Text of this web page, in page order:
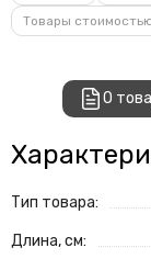
Товары
О
Тип товара:
Длина, см: